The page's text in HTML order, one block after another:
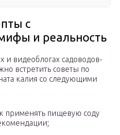
с
и реальность
и видеоблогах садоводов-
встретить советы по
калия со следующими
применять пищевую соду